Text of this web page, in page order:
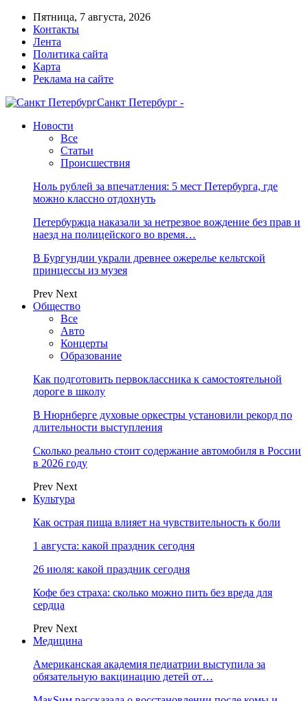
Пятница, 7 августа, 2026
Контакты
Лента
Политика сайта
Карта
Реклама на сайте
Санкт Петербург -
Новости
Все
Статьи
Происшествия
Ноль рублей за впечатления: 5 мест Петербурга, где
можно классно отдохнуть
Петербуржца наказали за нетрезвое вождение без прав и
наезд на полицейского во время…
В Бургундии украли древнее ожерелье кельтской
принцессы из музея
Prev Next
Общество
Все
Авто
Концерты
Образование
Как подготовить первоклассника к самостоятельной
дороге в школу
В Нюрнберге духовые оркестры установили рекорд по
длительности выступления
Сколько реально стоит содержание автомобиля в России
в 2026 году
Prev Next
Культура
Как острая пища влияет на чувствительность к боли
1 августа: какой праздник сегодня
26 июля: какой праздник сегодня
Кофе без страха: сколько можно пить без вреда для
сердца
Prev Next
Медицина
Американская академия педиатрии выступила за
обязательную вакцинацию детей от…